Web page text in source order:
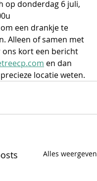
op donderdag 6 juli,
een drankje te
Alleen of samen met
ons kort een bericht
en dan
locatie weten.
Alles weergeven